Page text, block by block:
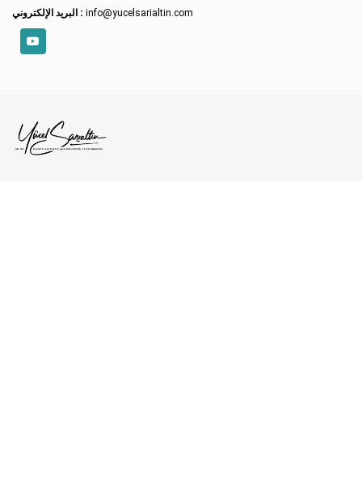
البريد الإلكتروني : info@yucelsarialtin.com
YouTube